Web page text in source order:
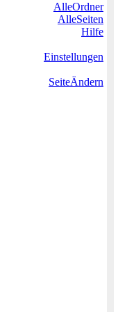
AlleOrdner
AlleSeiten
Hilfe
Einstellungen
SeiteÄndern